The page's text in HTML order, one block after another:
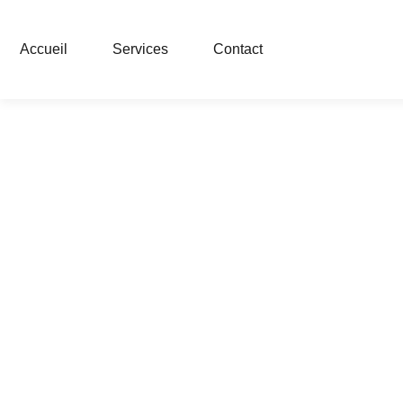
Accueil Services Contact